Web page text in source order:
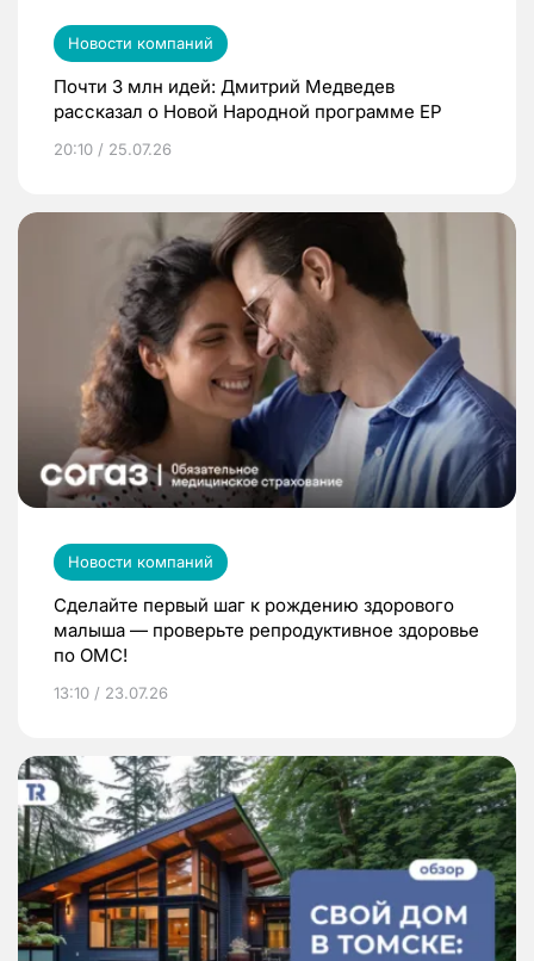
Новости компаний
Почти 3 млн идей: Дмитрий Медведев
рассказал о Новой Народной программе ЕР
20:10 / 25.07.26
Новости компаний
Сделайте первый шаг к рождению здорового
малыша — проверьте репродуктивное здоровье
по ОМС!
13:10 / 23.07.26